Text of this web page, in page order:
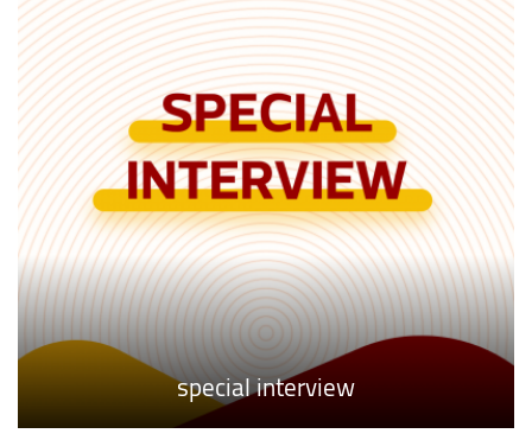
special interview